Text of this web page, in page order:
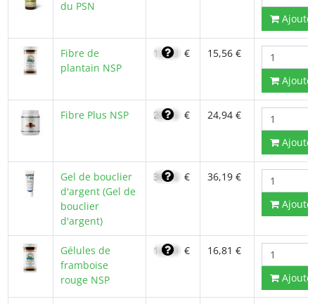
du PSN
Fibre de
plantain NSP
13,23 € 15,56 €
Fibre Plus NSP 20,76 € 24,94 €
Gel de bouclier
d'argent (Gel de
bouclier
d'argent)
30,76 € 36,19 €
Gélules de
framboise
rouge NSP
14,29 € 16,81 €